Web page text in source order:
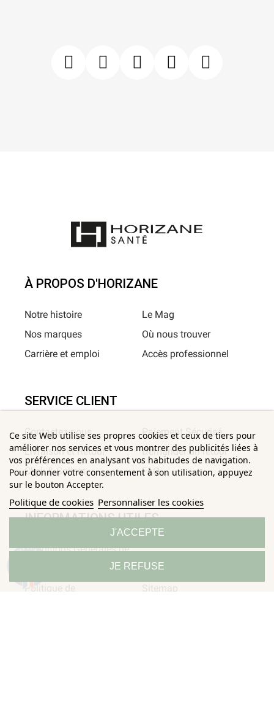
Ce site Web utilise ses propres cookies et ceux de tiers pour
améliorer nos services et vous montrer des publicités liées à
vos préférences en analysant vos habitudes de navigation.
Pour donner votre consentement à son utilisation, appuyez
sur le bouton Accepter.
Politique de cookies Personnaliser les cookies
JE REFUSE
J'ACCEPTE
À PROPOS D'HORIZANE
Notre histoire
Nos marques
Carrière et emploi
Le Mag
Où nous trouver
Accès professionnel
SERVICE CLIENT
Contactez-nous
Livraison et Retour
Click & Collect
Paiement Sécurisé
Demander un retour
FAQ
INFORMATIONS UTILES
Conditions Générales de
Confidentialité
Mentions légales